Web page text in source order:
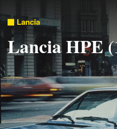
Lancia
Lancia HPE